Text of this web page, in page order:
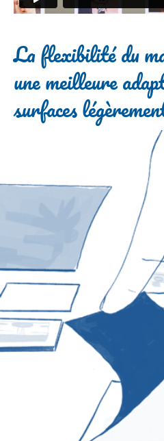
La flexibilité du
une meilleure
surfaces